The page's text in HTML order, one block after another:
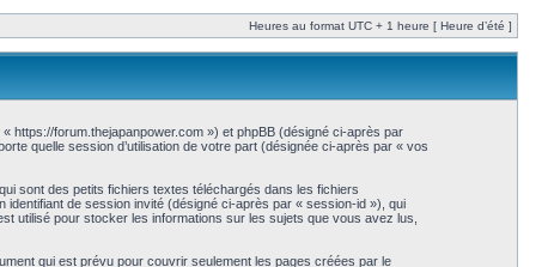
Heures au format UTC + 1 heure [ Heure d’été ]
https://forum.thejapanpower.com ») et phpBB (désigné ci-après par
quelle session d’utilisation de votre part (désignée ci-après par « vos
sont des petits fichiers textes téléchargés dans les fichiers
de session invité (désigné ci-après par « session-id »), qui
utilisé pour stocker les informations sur les sujets que vous avez lus,
qui est prévu pour couvrir seulement les pages créées par le